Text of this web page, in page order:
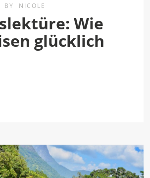
BY NICOLE
Wie
glücklich